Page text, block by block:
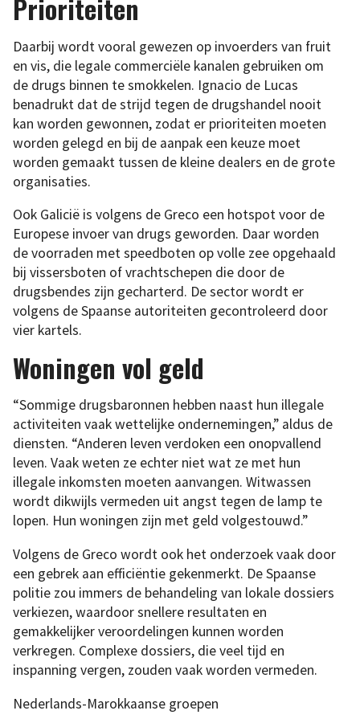
Prioriteiten
Daarbij wordt vooral gewezen op invoerders van fruit
en vis, die legale commerciële kanalen gebruiken om
de drugs binnen te smokkelen. Ignacio de Lucas
benadrukt dat de strijd tegen de drugshandel nooit
kan worden gewonnen, zodat er prioriteiten moeten
worden gelegd en bij de aanpak een keuze moet
worden gemaakt tussen de kleine dealers en de grote
organisaties.
Ook Galicië is volgens de Greco een hotspot voor de
Europese invoer van drugs geworden. Daar worden
de voorraden met speedboten op volle zee opgehaald
bij vissersboten of vrachtschepen die door de
drugsbendes zijn gecharterd. De sector wordt er
volgens de Spaanse autoriteiten gecontroleerd door
vier kartels.
Woningen vol geld
“Sommige drugsbaronnen hebben naast hun illegale
activiteiten vaak wettelijke ondernemingen,” aldus de
diensten. “Anderen leven verdoken een onopvallend
leven. Vaak weten ze echter niet wat ze met hun
illegale inkomsten moeten aanvangen. Witwassen
wordt dikwijls vermeden uit angst tegen de lamp te
lopen. Hun woningen zijn met geld volgestouwd.”
Volgens de Greco wordt ook het onderzoek vaak door
een gebrek aan efficiëntie gekenmerkt. De Spaanse
politie zou immers de behandeling van lokale dossiers
verkiezen, waardoor snellere resultaten en
gemakkelijker veroordelingen kunnen worden
verkregen. Complexe dossiers, die veel tijd en
inspanning vergen, zouden vaak worden vermeden.
Nederlands-Marokkaanse groepen